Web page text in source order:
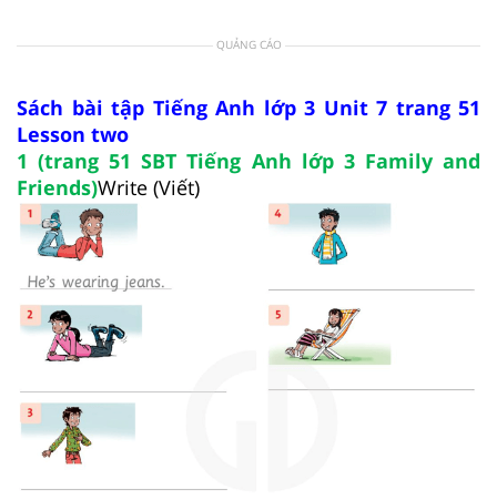
QUẢNG CÁO
Sách bài tập Tiếng Anh lớp 3 Unit 7 trang 51
Lesson two
1 (trang 51 SBT Tiếng Anh lớp 3 Family and
Friends)Write (Viết)